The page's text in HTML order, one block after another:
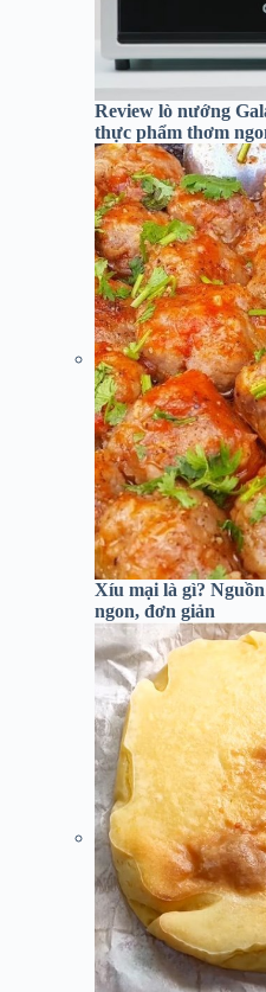
Review lò nướng
thực phẩm thơm
Xíu mại là gì?
ngon, đơn giản